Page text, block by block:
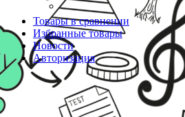
Товары в сравнении
Избранные товары
Новости
Авторизация